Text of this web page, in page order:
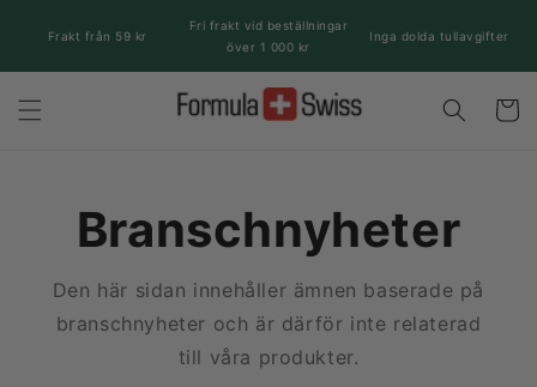
tillFrakt från 59 kr
Fri frakt vid beställningar
över 1 000 kr
Inga dolda tullavgifter
Branschnyheter
Den här sidan innehåller ämnen baserade på
branschnyheter och är därför inte relaterad
till våra produkter.